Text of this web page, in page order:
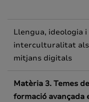
Llengua, ideologia i
interculturalitat als
mitjans digitals
Matèria 3. Temes de
formació avançada